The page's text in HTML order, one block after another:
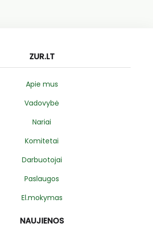
ZUR.LT
Apie mus
Vadovybė
Nariai
Komitetai
Darbuotojai
Paslaugos
El.mokymas
NAUJIENOS